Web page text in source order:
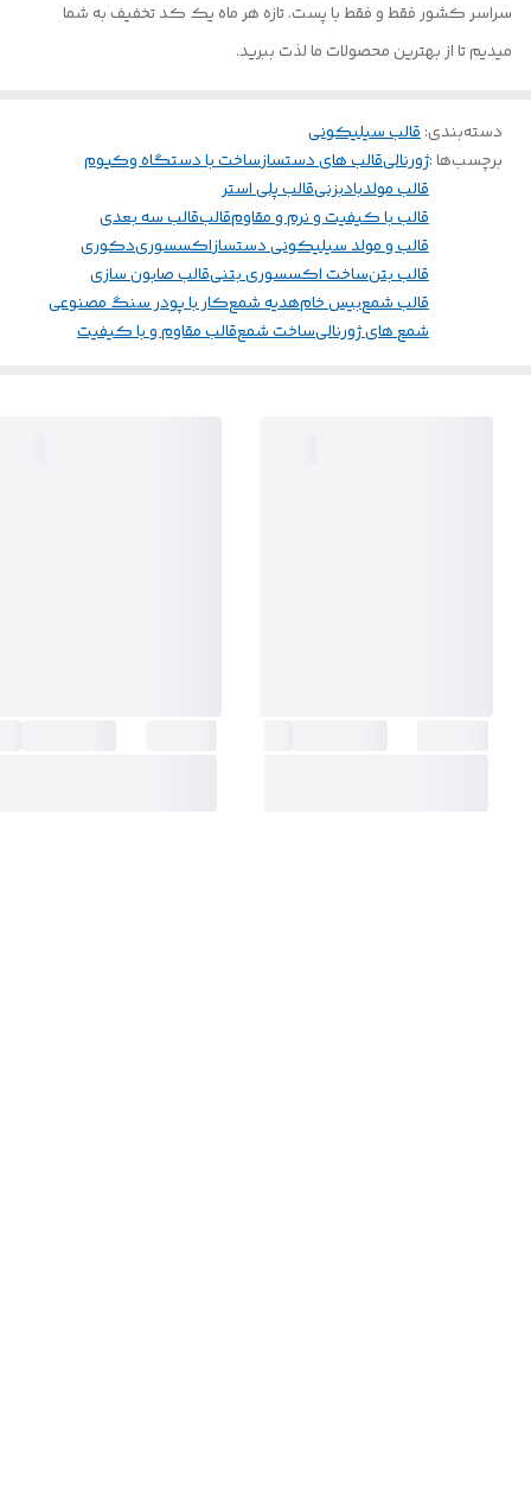
سراسر کشور فقط و فقط با پست. تازه هر ماه یک کد تخفیف به شما
میدیم تا از بهترین محصولات ما لذت ببرید.
دسته‌بندی:قالب سیلیکونی
برچسب‌ها :ژورنالیقالب های دستسازساخت با دستگاه وکیوم
قالب مولدبادبزنیقالب پلی استر
قالب با کیفیت و نرم و مقاومقالبقالب سه بعدی
قالب و مولد سیلیکونی دستسازاکسسوریدکوری
قالب بتنساخت اکسسوری بتنیقالب صابون سازی
قالب شمعبیس خامهدیه شمعکار با پودر سنگ مصنوعی
شمع های ژورنالیساخت شمعقالب مقاوم و با کیفیت